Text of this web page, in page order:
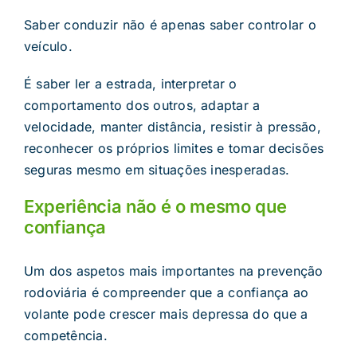
Saber conduzir não é apenas saber controlar o
veículo.
É saber ler a estrada, interpretar o
comportamento dos outros, adaptar a
velocidade, manter distância, resistir à pressão,
reconhecer os próprios limites e tomar decisões
seguras mesmo em situações inesperadas.
Experiência não é o mesmo que
confiança
Um dos aspetos mais importantes na prevenção
rodoviária é compreender que a confiança ao
volante pode crescer mais depressa do que a
competência.